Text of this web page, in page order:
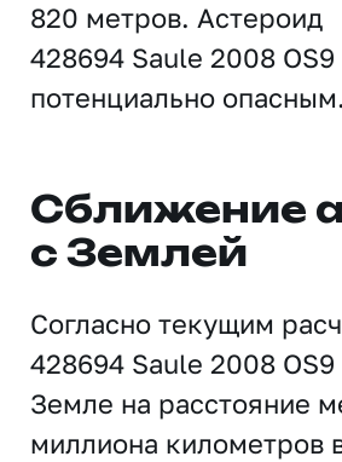
820 метров. Астероид
428694 Saule 2008 OS9
потенциально опасным.
Сближение
с Землей
Согласно текущим
428694 Saule 2008
Земле на расстояние
миллиона километров